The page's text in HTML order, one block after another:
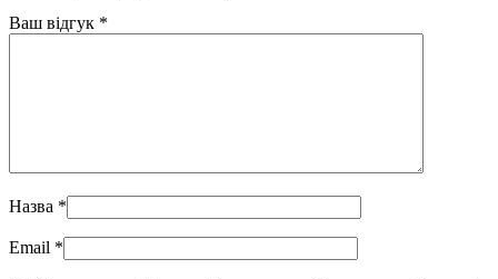
Ваш відгук *
Назва *
Email *